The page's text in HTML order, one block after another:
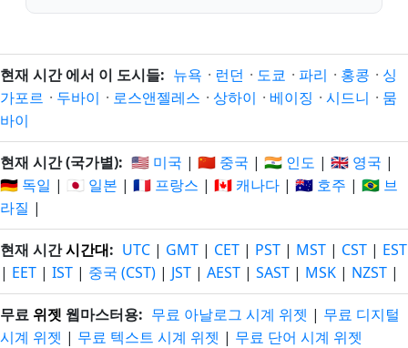
현재 시간 에서 이 도시들: 뉴욕 · 런던 · 도쿄 · 파리 · 홍콩 · 싱
가포르 · 두바이 · 로스앤젤레스 · 상하이 · 베이징 · 시드니 · 뭄
바이
현재 시간 (국가별): 🇺🇸 미국 | 🇨🇳 중국 | 🇮🇳 인도 | 🇬🇧 영국 |
🇩🇪 독일 | 🇯🇵 일본 | 🇫🇷 프랑스 | 🇨🇦 캐나다 | 🇦🇺 호주 | 🇧🇷 브
라질 |
현재 시간시간대: UTC | GMT | CET | PST | MST | CST | EST
| EET | IST | 중국 (CST) | JST | AEST | SAST | MSK | NZST |
무료 위젯 웹마스터용: 무료 아날로그 시계 위젯 | 무료 디지털
시계 위젯 | 무료 텍스트 시계 위젯 | 무료 단어 시계 위젯